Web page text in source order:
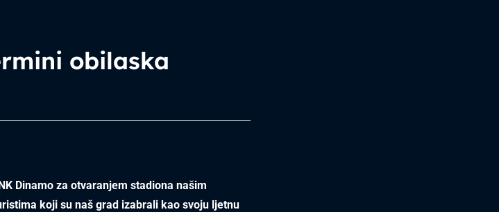
obilaska
Dinamo za otvaranjem stadiona našim
koji su naš grad izabrali kao svoju ljetnu